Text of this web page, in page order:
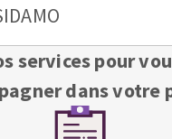
services pour
dans votre